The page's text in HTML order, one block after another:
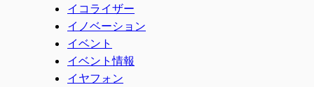
イコライザー
イノベーション
イベント
イベント情報
イヤフォン